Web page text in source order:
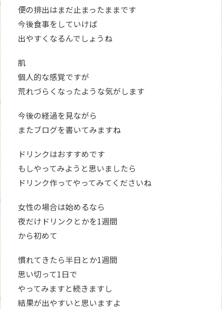
便の排出はまだ止まったままです
今後食事をしていけば
出やすくなるんでしょうね
肌
個人的な感覚ですが
荒れづらくなったような気がします
今後の経過を見ながら
またブログを書いてみますね
ドリンクはおすすめです
もしやってみようと思いましたら
ドリンク作ってやってみてくださいね
女性の場合は始めるなら
夜だけドリンクとかを1週間
から初めて
慣れてきたら半日とか1週間
思い切って1日で
やってみますと続きますし
結果が出やすいと思いますよ